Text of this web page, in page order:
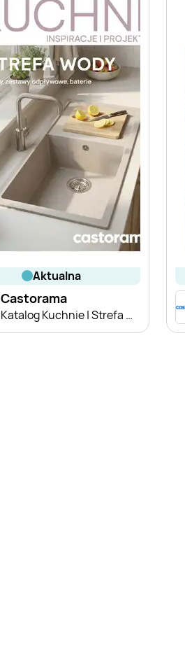
aktualna
Castorama
Katalog Kuchnie | Strefa wody